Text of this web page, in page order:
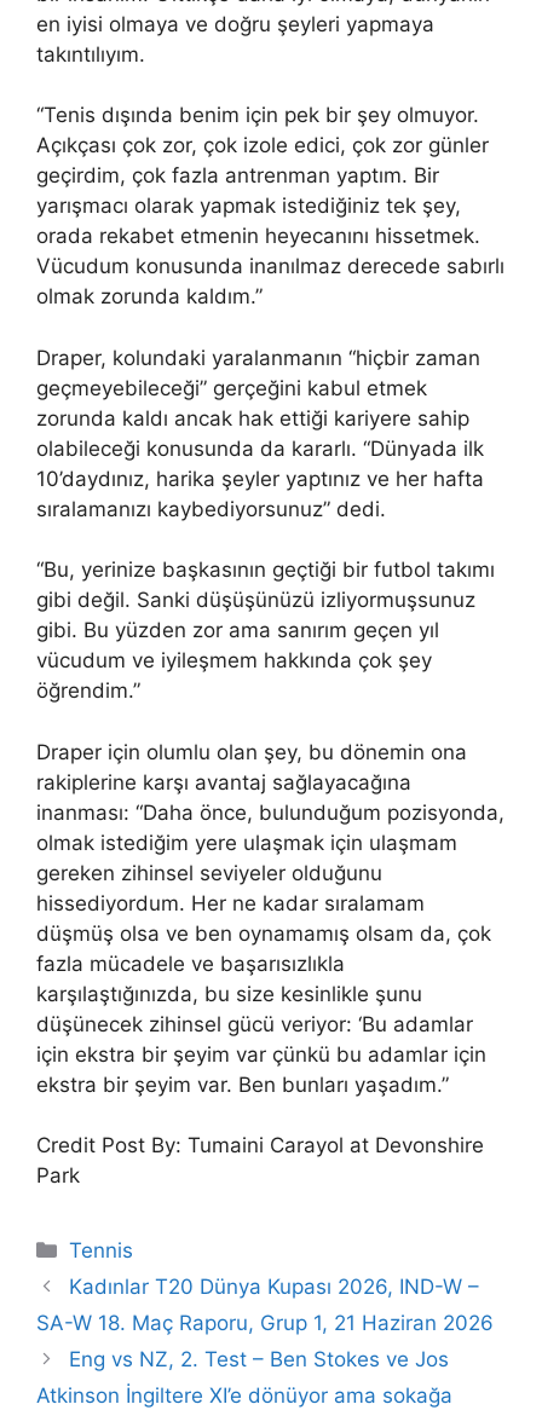
en iyisi olmaya ve doğru şeyleri yapmaya
takıntılıyım.
“Tenis dışında benim için pek bir şey olmuyor.
Açıkçası çok zor, çok izole edici, çok zor günler
geçirdim, çok fazla antrenman yaptım. Bir
yarışmacı olarak yapmak istediğiniz tek şey,
orada rekabet etmenin heyecanını hissetmek.
Vücudum konusunda inanılmaz derecede sabırlı
olmak zorunda kaldım.”
Draper, kolundaki yaralanmanın “hiçbir zaman
geçmeyebileceği” gerçeğini kabul etmek
zorunda kaldı ancak hak ettiği kariyere sahip
olabileceği konusunda da kararlı. “Dünyada ilk
10’daydınız, harika şeyler yaptınız ve her hafta
sıralamanızı kaybediyorsunuz” dedi.
“Bu, yerinize başkasının geçtiği bir futbol takımı
gibi değil. Sanki düşüşünüzü izliyormuşsunuz
gibi. Bu yüzden zor ama sanırım geçen yıl
vücudum ve iyileşmem hakkında çok şey
öğrendim.”
Draper için olumlu olan şey, bu dönemin ona
rakiplerine karşı avantaj sağlayacağına
inanması: “Daha önce, bulunduğum pozisyonda,
olmak istediğim yere ulaşmak için ulaşmam
gereken zihinsel seviyeler olduğunu
hissediyordum. Her ne kadar sıralamam
düşmüş olsa ve ben oynamamış olsam da, çok
fazla mücadele ve başarısızlıkla
karşılaştığınızda, bu size kesinlikle şunu
düşünecek zihinsel gücü veriyor: ‘Bu adamlar
için ekstra bir şeyim var çünkü bu adamlar için
ekstra bir şeyim var. Ben bunları yaşadım.”
Credit Post By: Tumaini Carayol at Devonshire
Park
Categories
Tennis
Kadınlar T20 Dünya Kupası 2026, IND-W –
SA-W 18. Maç Raporu, Grup 1, 21 Haziran 2026
Eng vs NZ, 2. Test – Ben Stokes ve Jos
Atkinson İngiltere XI’e dönüyor ama sokağa